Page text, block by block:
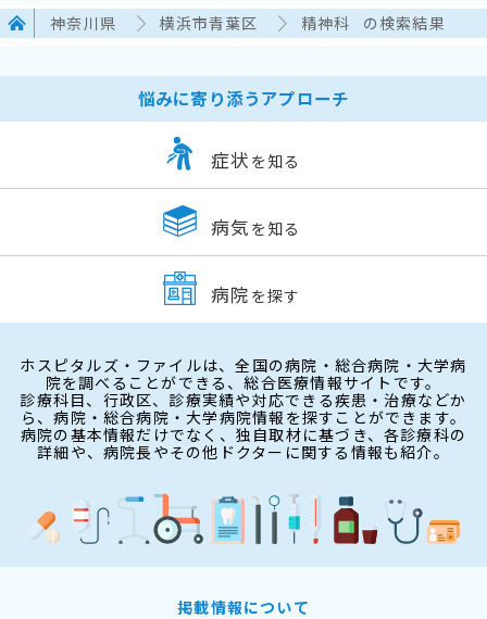
神奈川県 横浜市青葉区 精神科 の検索結果
悩みに寄り添うアプローチ
症状 を知る
病気 を知る
病院 を探す
ホスピタルズ・ファイルは、全国の病院・総合病院・大学病
院を調べることができる、総合医療情報サイトです。
診療科目、行政区、診療実績や対応できる疾患・治療などか
ら、病院・総合病院・大学病院情報を探すことができます。
病院の基本情報だけでなく、独自取材に基づき、各診療科の
詳細や、病院長やその他ドクターに関する情報も紹介。
掲載情報について